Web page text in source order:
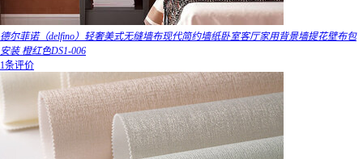
德尔菲诺（delfino）轻奢美式无缝墙布现代简约墙纸卧室客厅家用背景墙提花壁布包
安装 橙红色DS1-006
1条评价